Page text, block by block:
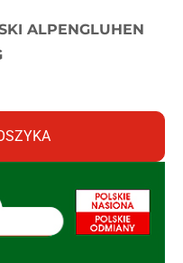
ALPENGLUHEN